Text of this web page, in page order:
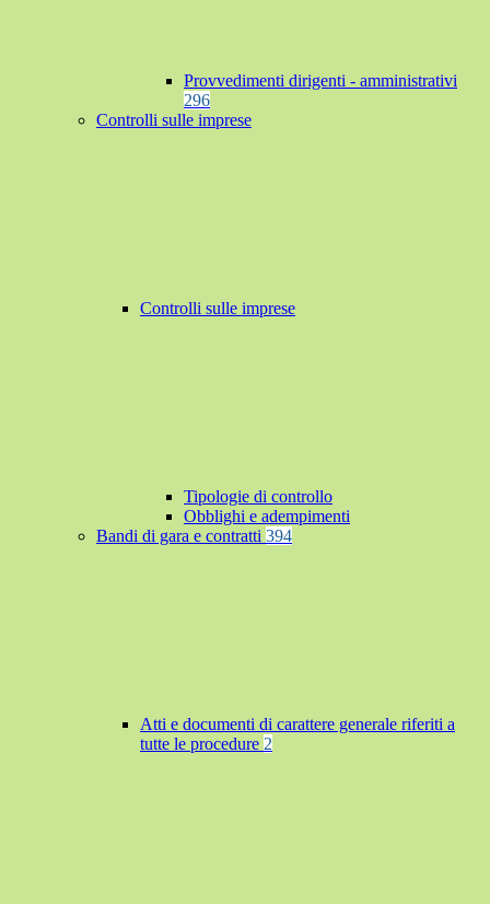
Provvedimenti dirigenti - amministrativi
296
Controlli sulle imprese
Controlli sulle imprese
Tipologie di controllo
Obblighi e adempimenti
Bandi di gara e contratti 394
Atti e documenti di carattere generale riferiti a
tutte le procedure 2